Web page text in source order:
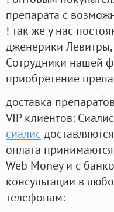
препарата с
! так же у нас
дженерики
Cотрудники нашей
приобретение
доставка
VIP клиентов:
сиалис
оплата
Web Money и с
консультации в
телефонам: